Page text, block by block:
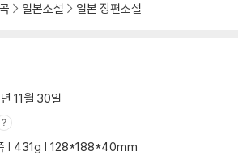
일본소설 일본 장편소설
11월 30일
| 431g | 128*188*40mm